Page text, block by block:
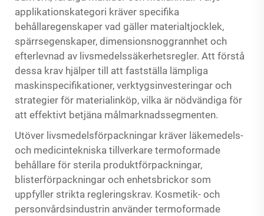
applikationskategori kräver specifika
behållaregenskaper vad gäller materialtjocklek,
spärrsegenskaper, dimensionsnoggrannhet och
efterlevnad av livsmedelssäkerhetsregler. Att förstå
dessa krav hjälper till att fastställa lämpliga
maskinspecifikationer, verktygsinvesteringar och
strategier för materialinköp, vilka är nödvändiga för
att effektivt betjäna målmarknadssegmenten.
Utöver livsmedelsförpackningar kräver läkemedels-
och medicintekniska tillverkare termoformade
behållare för sterila produktförpackningar,
blisterförpackningar och enhetsbrickor som
uppfyller strikta regleringskrav. Kosmetik- och
personvårdsindustrin använder termoformade